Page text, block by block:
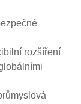
rozšíření